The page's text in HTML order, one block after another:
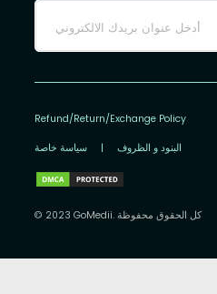
Refund/Return/Exchange Policy
سياسة خاصة | البنود و الظروف
© 2023 GoMedii. كل الحقوق محفوظة